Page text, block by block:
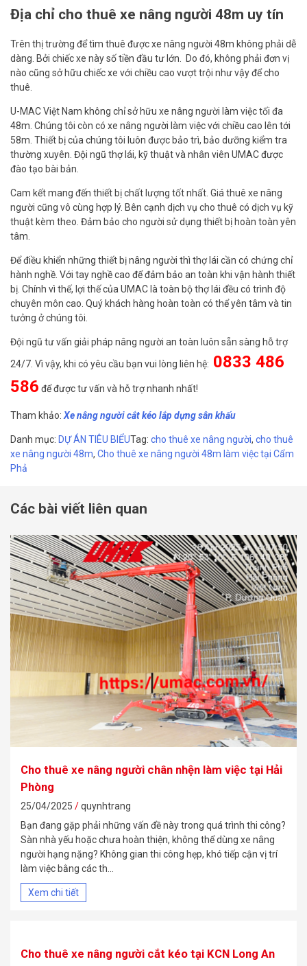
Địa chỉ cho thuê xe nâng người 48m uy tín
Trên thị trường để tìm thuê được xe nâng người 48m không phải dễ
dàng. Bởi chiếc xe này số tiền đầu tư lớn. Do đó, không phải đơn vị
nào cũng sở hữu chiếc xe với chiều cao vượt trội như vậy để cho
thuê.
U-MAC Việt Nam không chỉ sở hữu xe nâng người làm việc tối đa
48m. Chúng tôi còn có xe nâng người làm việc với chiều cao lên tới
58m. Thiết bị của chúng tôi luôn được bảo trì, bảo dưỡng kiểm tra
thường xuyên. Đội ngũ thợ lái, kỹ thuật và nhân viên UMAC được
đào tạo bài bản.
Cam kết mang đến thiết bị chất lượng tốt nhất. Giá thuê xe nâng
người cũng vô cùng hợp lý. Bên cạnh dịch vụ cho thuê có dịch vụ kỹ
thuật kèm theo. Đảm bảo cho người sử dụng thiết bị hoàn toàn yên
tâm.
Để điều khiển những thiết bị nâng người thì thợ lái cần có chứng chỉ
hành nghề. Với tay nghề cao để đảm bảo an toàn khi vận hành thiết
bị. Chính vì thế, lợi thế của UMAC là toàn bộ thợ lái đều có trình độ
chuyên môn cao. Quý khách hàng hoàn toàn có thể yên tâm và tin
tưởng ở chúng tôi.
Đội ngũ tư vấn giải pháp nâng người an toàn luôn sẵn sàng hỗ trợ
24/7. Vì vậy, khi có yêu cầu bạn vui lòng liên hệ: 0833 486
586 để được tư vấn và hỗ trợ nhanh nhất!
Tham khảo: Xe nâng người cắt kéo lắp dựng sân khấu
Danh mục: DỰ ÁN TIÊU BIỂUTag: cho thuê xe nâng người, cho thuê
xe nâng người 48m, Cho thuê xe nâng người 48m làm việc tại Cẩm
Phả
Các bài viết liên quan
Cho thuê xe nâng người chân nhện làm việc tại Hải
Phòng
25/04/2025
quynhtrang
Bạn đang gặp phải những vấn đề này trong quá trình thi công?
Sàn nhà yếu hoặc chưa hoàn thiện, không thể dùng xe nâng
người hạng nặng? Không gian thi công hẹp, khó tiếp cận vị trí
làm việc bằng các th...
Xem chi tiết
Cho thuê xe nâng người cắt kéo tại KCN Long An